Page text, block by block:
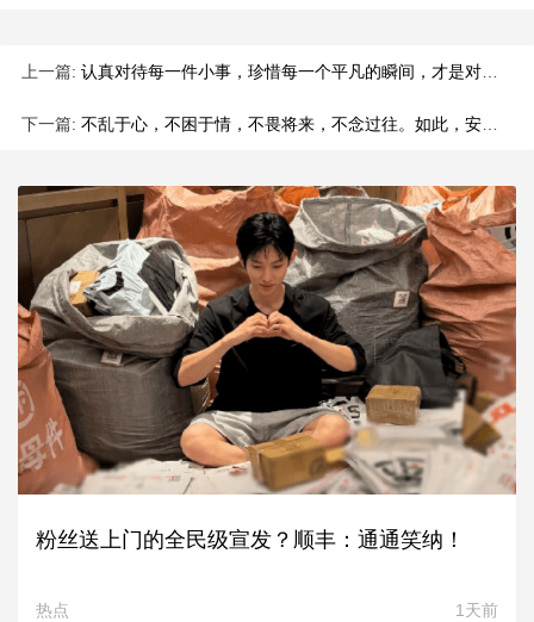
上一篇: 认真对待每一件小事，珍惜每一个平凡的瞬间，才是对生活最好的热
下一篇: 不乱于心，不困于情，不畏将来，不念过往。如此，安好。
粉丝送上门的全民级宣发？顺丰：通通笑纳！
热点 1天前